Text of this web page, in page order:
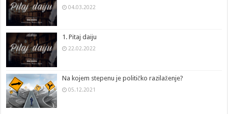
04.03.2022
1. Pitaj daiju
22.02.2022
Na kojem stepenu je političko razilaženje?
05.12.2021